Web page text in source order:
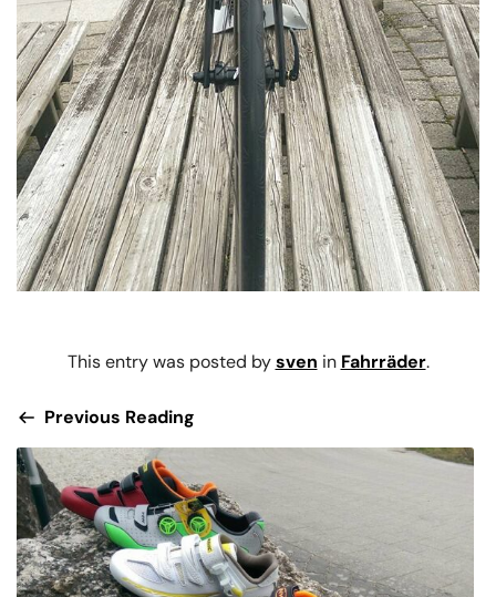
This entry was posted bysven in Fahrräder.
Previous Reading